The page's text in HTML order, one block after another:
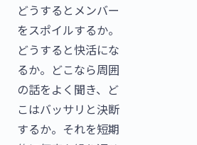
どうするとメンバー
をスポイルするか。
どうすると快活にな
るか。どこなら周囲
の話をよく聞き、ど
こはバッサリと決断
するか。それを短期